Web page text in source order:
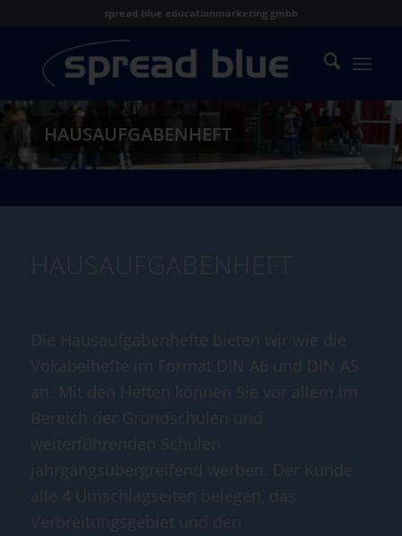
spread blue educationmarketing gmbh
HAUSAUFGABENHEFT
HAUSAUFGABENHEFT
Die Hausaufgabenhefte bieten wir wie die
Vokabelhefte im Format DIN A6 und DIN A5
an. Mit den Heften können Sie vor allem im
Bereich der Grundschulen und
weiterführenden Schulen
jahrgangsübergreifend werben. Der Kunde
alle 4 Umschlagseiten belegen, das
Verbreitungsgebiet und den